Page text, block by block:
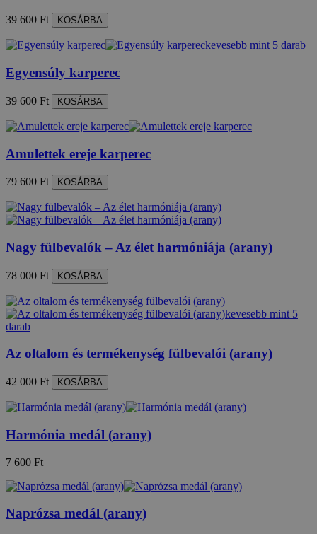
39 600 Ft KOSÁRBA
kevesebb mint 5 darab
Egyensúly karperec
39 600 Ft KOSÁRBA
Amulettek ereje karperec
79 600 Ft KOSÁRBA
Nagy fülbevalók – Az élet harmóniája (arany)
78 000 Ft KOSÁRBA
kevesebb mint 5
darab
Az oltalom és termékenység fülbevalói (arany)
42 000 Ft KOSÁRBA
Harmónia medál (arany)
7 600 Ft
Naprózsa medál (arany)